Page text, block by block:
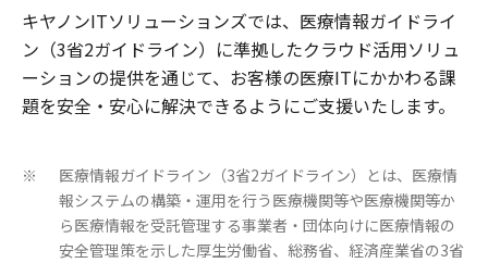
キヤノンITソリューションズでは、医療情報ガイドライ
ン（3省2ガイドライン）に準拠したクラウド活用ソリュ
ーションの提供を通じて、お客様の医療ITにかかわる課
題を安全・安心に解決できるようにご支援いたします。
※
医療情報ガイドライン（3省2ガイドライン）とは、医療情
報システムの構築・運用を行う医療機関等や医療機関等か
ら医療情報を受託管理する事業者・団体向けに医療情報の
安全管理策を示した厚生労働省、総務省、経済産業省の3省